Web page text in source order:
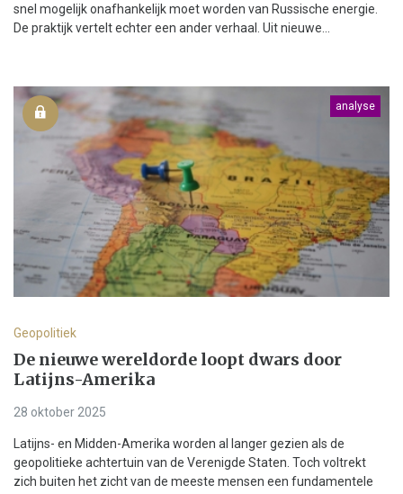
snel mogelijk onafhankelijk moet worden van Russische energie.
De praktijk vertelt echter een ander verhaal. Uit nieuwe...
analyse
Geopolitiek
De nieuwe wereldorde loopt dwars door
Latijns-Amerika
28 oktober 2025
Latijns- en Midden-Amerika worden al langer gezien als de
geopolitieke achtertuin van de Verenigde Staten. Toch voltrekt
zich buiten het zicht van de meeste mensen een fundamentele